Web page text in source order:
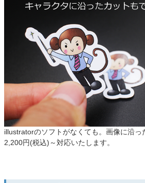
illustratorのソフトがなくても。画像に沿っ
2,200円(税込)～対応いたします。